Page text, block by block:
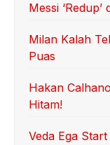
Messi ‘Redup’
Milan Kalah
Puas
Hakan
Hitam!
Veda Ega